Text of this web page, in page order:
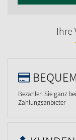
Ihre
Bezahlen Sie ganz
Zahlungsanbieter